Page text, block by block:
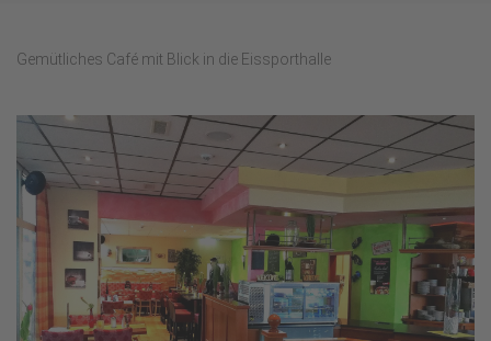
Gemütliches Café mit Blick in die Eissporthalle